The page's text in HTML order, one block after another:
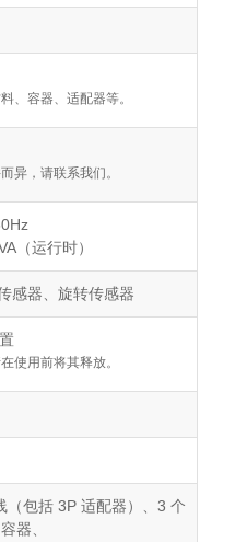
、容器、适配器等。
异，请联系我们。
（运行时）
感器、旋转传感器
使用前将其释放。
（包括 3P 适配器）、3 个
器、